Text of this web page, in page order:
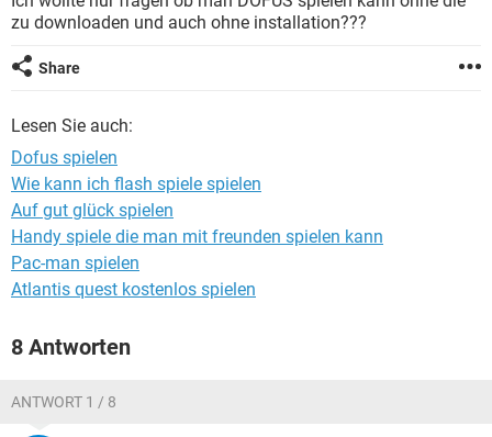
WINDOWS 10 INSTAGRAM
WHATSAPP
zu downloaden und auch ohne installation???
Share
Lesen Sie auch:
Dofus spielen
Wie kann ich flash spiele spielen
Auf gut glück spielen
Handy spiele die man mit freunden spielen kann
Pac-man spielen
Atlantis quest kostenlos spielen
8 Antworten
ANTWORT 1 / 8